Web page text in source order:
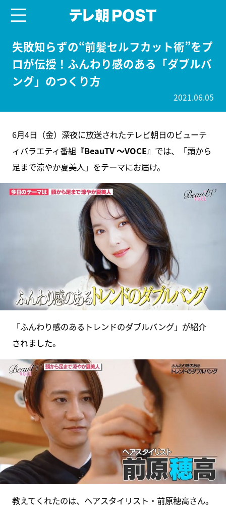
失敗知らずの“前髪セルフカット術”をプ
ロが伝授！ふんわり感のある「ダブルバ
ング」のつくり方
2021.06.05
6月4日（金）深夜に放送されたテレビ朝日のビューテ
ィバラエティ番組『BeauTV ～VOCE』では、「頭から
足まで涼やか夏美人」をテーマにお届け。
「ふんわり感のあるトレンドのダブルバング」が紹介
されました。
教えてくれたのは、ヘアスタイリスト・前原穂高さん。